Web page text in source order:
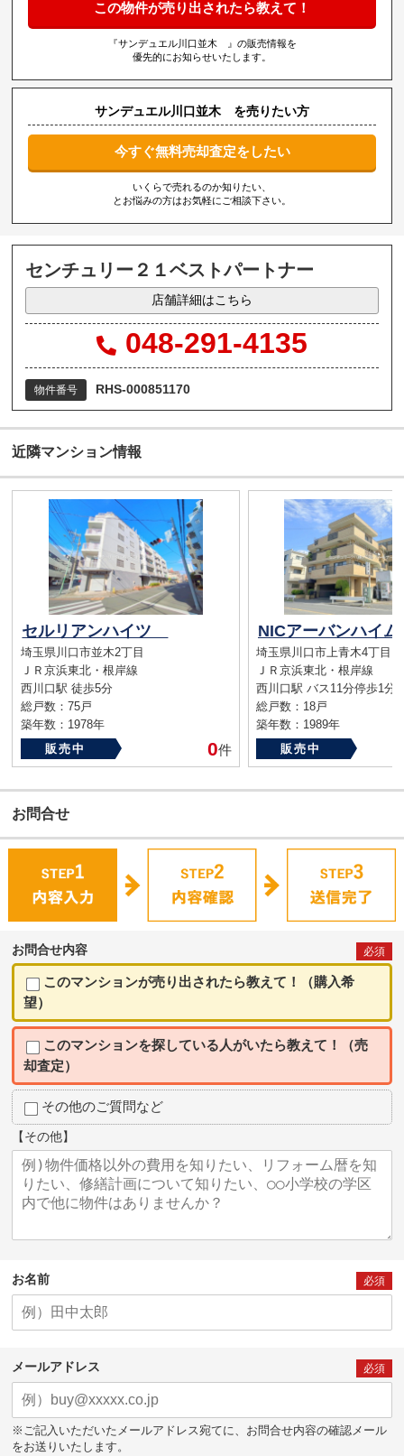
この物件が売り出されたら教えて！
『サンデュエル川口並木 』の販売情報を
優先的にお知らせいたします。
サンデュエル川口並木 を売りたい方
今すぐ無料売却査定をしたい
いくらで売れるのか知りたい、
とお悩みの方はお気軽にご相談下さい。
センチュリー２１ベストパートナー
店舗詳細はこちら
048-291-4135
物件番号 RHS-000851170
近隣マンション情報
セルリアンハイツ
埼玉県川口市並木2丁目
ＪＲ京浜東北・根岸線
西川口駅 徒歩5分
総戸数：75戸
築年数：1978年
販売中
0件
埼玉県川口市上青木4丁目
ＪＲ京浜東北・根岸線
西川口駅 バス11分停歩1分
総戸数：18戸
築年数：1989年
販売中
お問合せ
お問合せ内容 必須
このマンションが売り出されたら教えて！（購入希
望）
このマンションを探している人がいたら教えて！（売
却査定）
その他のご質問など
【その他】
お名前 必須
メールアドレス 必須
※ご記入いただいたメールアドレス宛てに、お問合せ内容の確認メール
をお送りいたします。